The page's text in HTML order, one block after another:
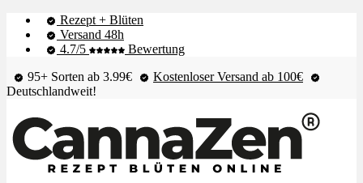
Rezept + Blüten
Versand 48h
4.7/5
Bewertung
95+ Sorten ab 3.99€
Kostenloser Versand ab 100€
Deutschlandweit!